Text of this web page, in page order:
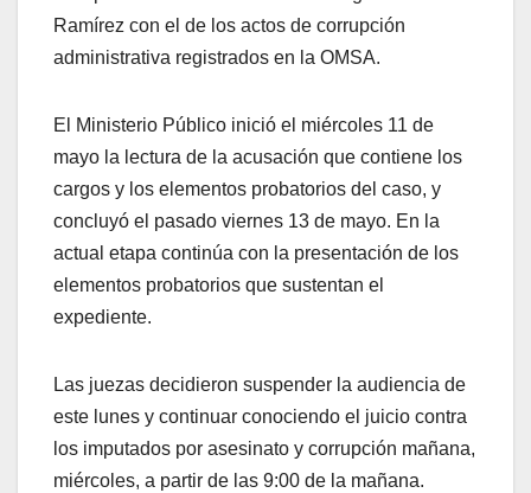
Ramírez con el de los actos de corrupción
administrativa registrados en la OMSA.
El Ministerio Público inició el miércoles 11 de
mayo la lectura de la acusación que contiene los
cargos y los elementos probatorios del caso, y
concluyó el pasado viernes 13 de mayo. En la
actual etapa continúa con la presentación de los
elementos probatorios que sustentan el
expediente.
Las juezas decidieron suspender la audiencia de
este lunes y continuar conociendo el juicio contra
los imputados por asesinato y corrupción mañana,
miércoles, a partir de las 9:00 de la mañana.